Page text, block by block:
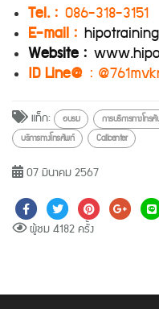
Tel. : 086-318-3151
E-mail :
Website :
ID Line@ :
แท็ก: อบรม การบริการทางโทร
บริการทางโทรศัพท์
Callcenter
07 มีนาคม 2567
ผู้ชม 4182 ครั้ง